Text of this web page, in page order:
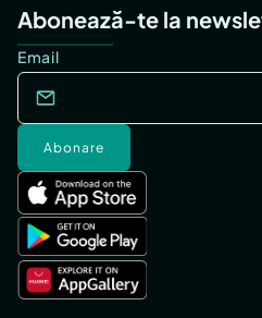
Abonează-te la
Email
Abonare